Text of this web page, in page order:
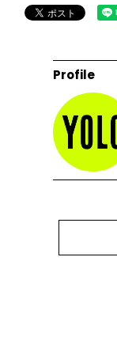
Profile